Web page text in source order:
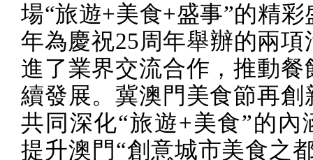
場“旅遊+美食+盛事”的精彩
年為慶祝25周年舉辦的兩項
進了業界交流合作，推動餐
續發展。冀澳門美食節再創
共同深化“旅遊+美食”的內
提升澳門“創意城市美食之